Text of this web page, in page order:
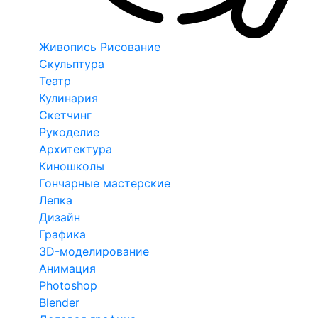
Живопись Рисование
Скульптура
Театр
Кулинария
Скетчинг
Рукоделие
Архитектура
Киношколы
Гончарные мастерские
Лепка
Дизайн
Графика
3D-моделирование
Анимация
Photoshop
Blender